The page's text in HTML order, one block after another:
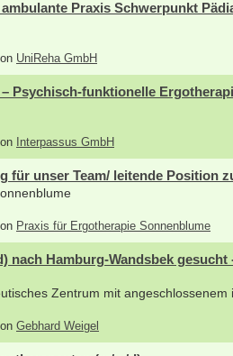
Praxis Schwerpunkt
UniReha GmbH
Psychisch-funktionelle
Interpassus GmbH
für unser Team/ leitende Position
Praxis für Ergotherapie Sonnenblume
nach Hamburg-Wandsbek
Zentrum mit
Gebhard Weigel